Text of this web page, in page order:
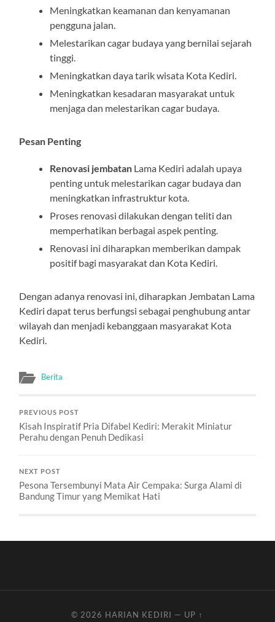
Meningkatkan keamanan dan kenyamanan
pengguna jalan.
Melestarikan cagar budaya yang bernilai sejarah
tinggi.
Meningkatkan daya tarik wisata Kota Kediri.
Meningkatkan kesadaran masyarakat untuk
menjaga dan melestarikan cagar budaya.
Pesan Penting
Renovasi jembatan Lama Kediri adalah upaya
penting untuk melestarikan cagar budaya dan
meningkatkan infrastruktur kota.
Proses renovasi dilakukan dengan teliti dan
memperhatikan berbagai aspek penting.
Renovasi ini diharapkan memberikan dampak
positif bagi masyarakat dan Kota Kediri.
Dengan adanya renovasi ini, diharapkan Jembatan Lama
Kediri dapat terus berfungsi sebagai penghubung antar
wilayah dan menjadi kebanggaan masyarakat Kota
Kediri.
Berita
PREVIOUS POST
Kisah Inspiratif Pria Difabel Kediri: Merakit Miniatur
Perahu dengan Penuh Dedikasi
NEXT POST
Pesona Tersembunyi Mata Air Cempaka: Surga Alami di
Bandung Timur yang Memikat Hati
© 2026 HARIAN KEDIRI — UP ↑